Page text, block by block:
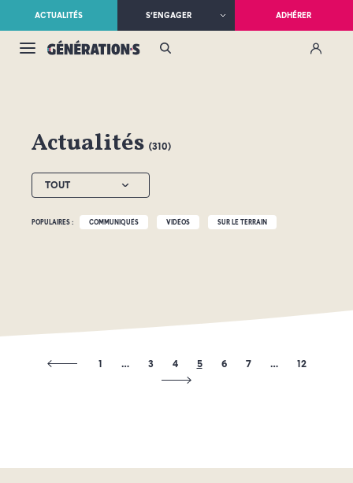
ACTUALITÉS S’ENGAGER ADHÉRER
Actualités (310)
TOUT
POPULAIRES : COMMUNIQUÉS VIDÉOS SUR LE TERRAIN
1 … 3 4 5 6 7 … 12